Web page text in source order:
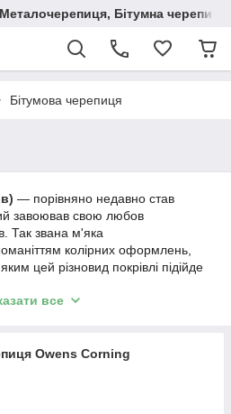
Бітумна
Бітумова черепиця
— порівняно недавно став
завоював свою любов
Так звана м'яка
колірних оформлень,
цей різновид покрівлі підійде
бітумна черепиця збільшує свою
будинок із тим кольором
Фантазія дизайнера не буде
на ринку покрівлі з
гамою.
все
Owens Corning